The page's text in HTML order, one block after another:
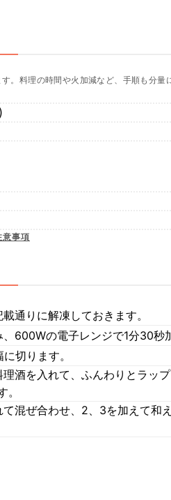
。料理の時間や火加減など、手順も分量
意事項
通りに解凍しておきます。
600Wの電子レンジで1分30秒
切ります。
酒を入れて、ふんわりとラッ
混ぜ合わせ、2、3を加えて和